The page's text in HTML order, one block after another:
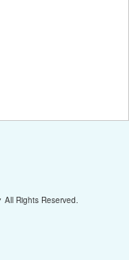
All Rights Reserved.